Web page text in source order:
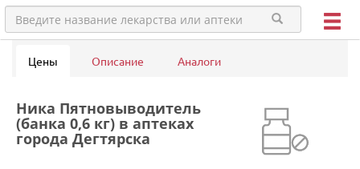
Цены Описание Аналоги
Ника Пятновыводитель
(банка 0,6 кг) в аптеках
города Дегтярска